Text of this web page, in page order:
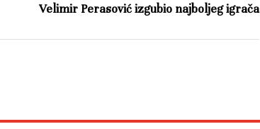
Velimir Perasović izgubio najboljeg igrača